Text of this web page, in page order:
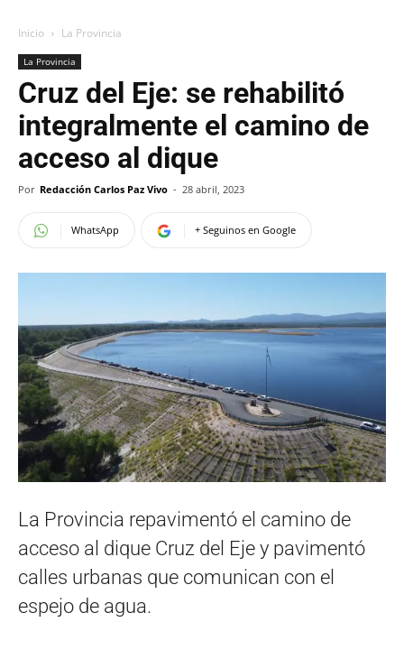
Inicio La Provincia
La Provincia
Cruz del Eje: se rehabilitó
integralmente el camino de
acceso al dique
Por Redacción Carlos Paz Vivo - 28 abril, 2023
WhatsApp + Seguinos en Google
La Provincia repavimentó el camino de
acceso al dique Cruz del Eje y pavimentó
calles urbanas que comunican con el
espejo de agua.